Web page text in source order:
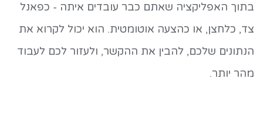
בתוך האפליקציה שאתם כבר עובדים איתה - כפאנל
צד, כלחצן, או כהצעה אוטומטית. הוא יכול לקרוא את
הנתונים שלכם, להבין את ההקשר, ולעזור לכם לעבוד
מהר יותר.